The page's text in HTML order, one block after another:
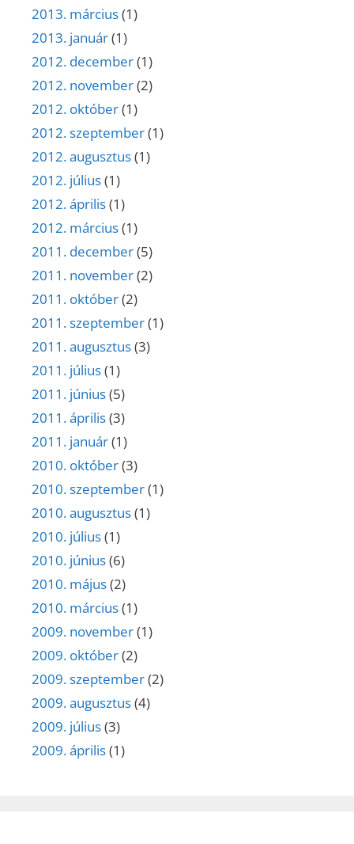
2013. március(1)
2013. január(1)
2012. december(1)
2012. november(2)
2012. október(1)
2012. szeptember(1)
2012. augusztus(1)
2012. július(1)
2012. április(1)
2012. március(1)
2011. december(5)
2011. november(2)
2011. október(2)
2011. szeptember(1)
2011. augusztus(3)
2011. július(1)
2011. június(5)
2011. április(3)
2011. január(1)
2010. október(3)
2010. szeptember(1)
2010. augusztus(1)
2010. július(1)
2010. június(6)
2010. május(2)
2010. március(1)
2009. november(1)
2009. október(2)
2009. szeptember(2)
2009. augusztus(4)
2009. július(3)
2009. április(1)